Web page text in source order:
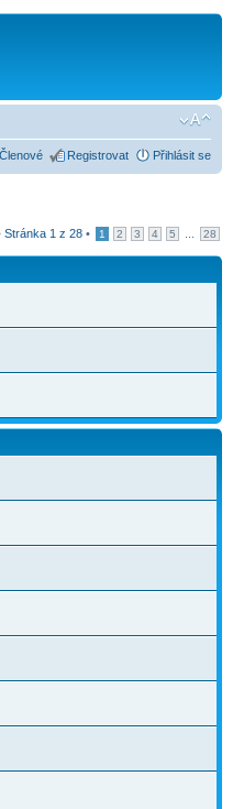
Členové Registrovat Přihlásit se
Stránka 1 z 28 • 1 2 3 4 5 28